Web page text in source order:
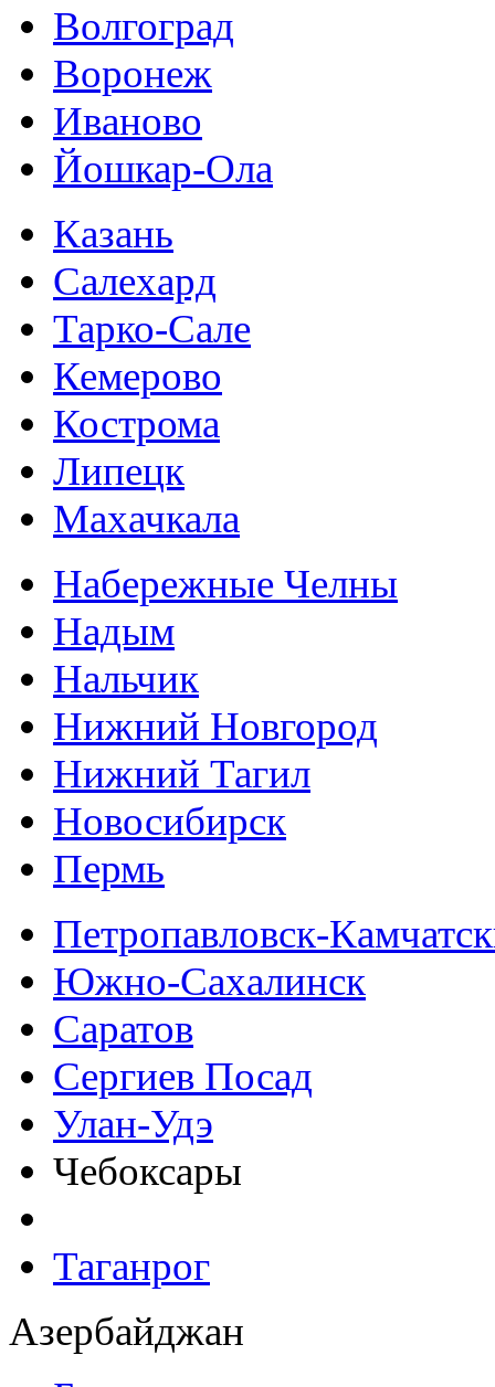
Волгоград
Воронеж
Иваново
Йошкар-Ола
Казань
Салехард
Тарко-Сале
Кемерово
Кострома
Липецк
Махачкала
Набережные Челны
Надым
Нальчик
Нижний Новгород
Нижний Тагил
Новосибирск
Пермь
Петропавловск-
Южно-Сахалинск
Саратов
Сергиев Посад
Улан-Удэ
Чебоксары
Таганрог
Азербайджан